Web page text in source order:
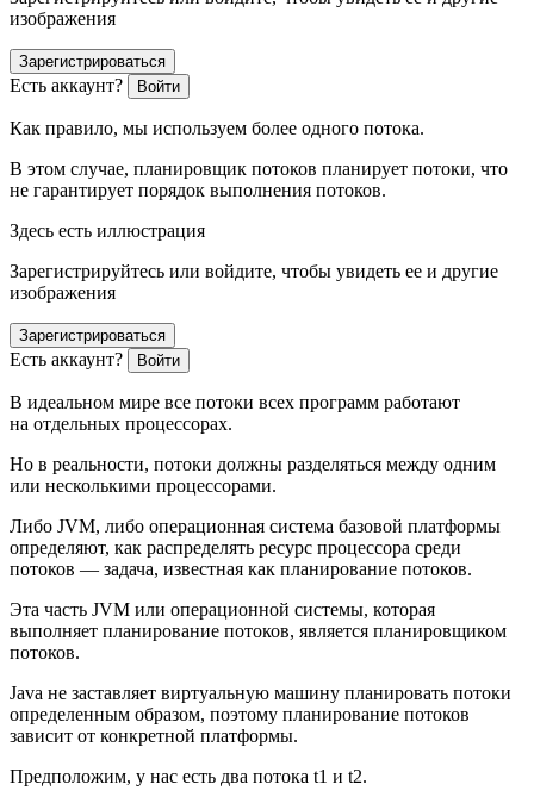
изображения
Зарегистрироваться
Есть аккаунт? Войти
Как правило, мы используем более одного потока.
В этом случае, планировщик потоков планирует потоки, что
не гарантирует порядок выполнения потоков.
Здесь есть иллюстрация
Зарегистрируйтесь или войдите, чтобы увидеть ее и другие
изображения
Зарегистрироваться
Есть аккаунт? Войти
В идеальном мире все потоки всех программ работают
на отдельных процессорах.
Но в реальности, потоки должны разделяться между одним
или несколькими процессорами.
Либо JVM, либо операционная система базовой платформы
определяют, как распределять ресурс процессора среди
потоков — задача, известная как планирование потоков.
Эта часть JVM или операционной системы, которая
выполняет планирование потоков, является планировщиком
потоков.
Java не заставляет виртуальную машину планировать потоки
определенным образом, поэтому планирование потоков
зависит от конкретной платформы.
Предположим, у нас есть два потока t1 и t2.